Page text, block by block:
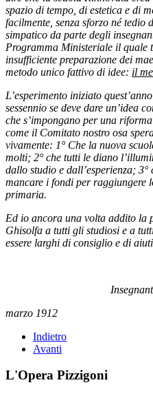
spazio di tempo, di estetica e di
facilmente, senza sforzo né
simpatico da parte degli
Programma Ministeriale il quale
insufficiente preparazione dei
metodo unico fattivo di idee: il
L’esperimento iniziato
sessennio se deve dare un’idea
che s’impongano per una
come il Comitato nostro osa
vivamente: 1° Che la nuova
molti; 2° che tutti le diano
dallo studio e dall’esperienza;
mancare i fondi per raggiungere
primaria.
Ed io ancora una volta addito la
Ghisolfa a tutti gli studiosi e a
essere larghi di consiglio e di
marzo 1912
Indietro
Avanti
L'Opera Pizzigoni